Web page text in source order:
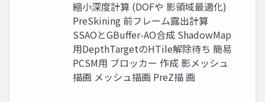
縮小深度計算 (DOFや 影領域最適化)
PreSkining 前フレーム露出計算
SSAOとGBuffer-AO合成 ShadowMap
用DepthTargetのHTile解除待ち 簡易
PCSM用 ブロッカー 作成 影メッシュ
描画 メッシュ描画 PreZ描 画